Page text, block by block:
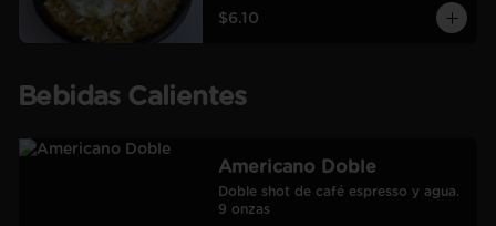
$6.10
Bebidas Calientes
Americano Doble
Doble shot de café espresso y agua.
9 onzas